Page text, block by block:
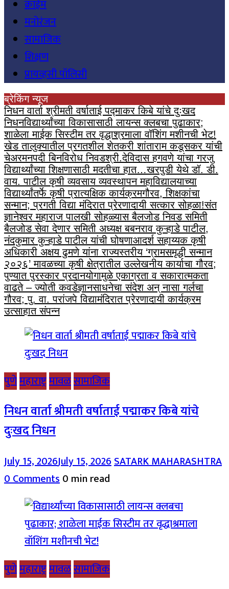
क्राईम
मनोरंजन
सामाजिक
शिक्षण
प्रायव्हसी पॉलिसी
ब्रेकिंग न्यूज
निधन वार्ता श्रीमती वर्षाताई पद्माकर किबे यांचे दुःखद
निधनविद्यार्थ्यांच्या विकासासाठी लायन्स क्लबचा पुढाकार;
शाळेला माईक सिस्टीम तर वृद्धाश्रमाला वॉशिंग मशीनची भेट!
खेड तालुक्यातील प्रगतशील शेतकरी शांताराम कडूसकर यांची
चेअरमनपदी बिनविरोध निवडश्री.देविदास हगवणे यांचा गरजु
विद्यार्थ्यांच्या शिक्षणासाठी मदतीचा हात…खरपुडी येथे डॉ. डी.
वाय. पाटील कृषी व्यवसाय व्यवस्थापन महाविद्यालयाच्या
विद्यार्थ्यांतर्फे कृषी प्रात्यक्षिक कार्यक्रमगौरव, शिक्षकांचा
सन्मान; प्रगती विद्या मंदिरात प्रेरणादायी सत्कार सोहळा!संत
ज्ञानेश्वर महाराज पालखी सोहळ्यास बैलजोड निवड समिती
बैलजोड सेवा देणार समिती अध्यक्ष बबनराव कुऱ्हाडे पाटील,
नंदकुमार कुऱ्हाडे पाटील यांची घोषणाआदर्श सहाय्यक कृषी
अधिकारी अक्षय ढुमणे यांना राज्यस्तरीय ‘ग्रामसमृद्धी सन्मान
२०२६’ मावळच्या कृषी क्षेत्रातील उल्लेखनीय कार्याचा गौरव;
पुण्यात पुरस्कार प्रदानयोगामुळे एकाग्रता व सकारात्मकता
वाढते – ज्योती कवडेज्ञानसाधनेचा संदेश अन् नासा गर्लचा
गौरव; पु. वा. परांजपे विद्यामंदिरात प्रेरणादायी कार्यक्रम
उत्साहात संपन्न
पुणेमहाराष्ट्रमावळसामाजिक
निधन वार्ता श्रीमती वर्षाताई पद्माकर किबे यांचे
दुःखद निधन
July 15, 2026July 15, 2026SATARK MAHARASHTRA
0 Comments0 min read
पुणेमहाराष्ट्रमावळसामाजिक